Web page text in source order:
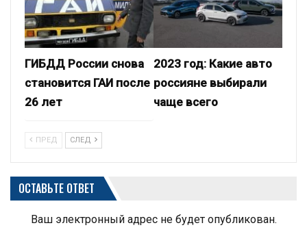
ГИБДД России снова
становится ГАИ после
26 лет
2023 год: Какие авто
россияне выбирали
чаще всего
ПРЕД СЛЕД
ОСТАВЬТЕ ОТВЕТ
Ваш электронный адрес не будет опубликован.